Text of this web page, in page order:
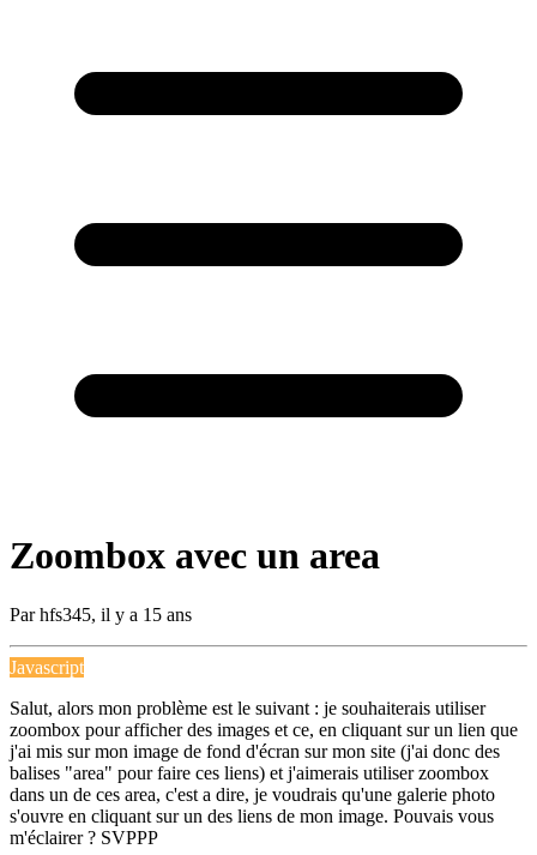
Zoombox avec un area
Parhfs345, il y a 15 ans
Javascript
Salut, alors mon problème est le suivant : je souhaiterais utiliser
zoombox pour afficher des images et ce, en cliquant sur un lien que
j'ai mis sur mon image de fond d'écran sur mon site (j'ai donc des
balises "area" pour faire ces liens) et j'aimerais utiliser zoombox
dans un de ces area, c'est a dire, je voudrais qu'une galerie photo
s'ouvre en cliquant sur un des liens de mon image. Pouvais vous
m'éclairer ? SVPPP